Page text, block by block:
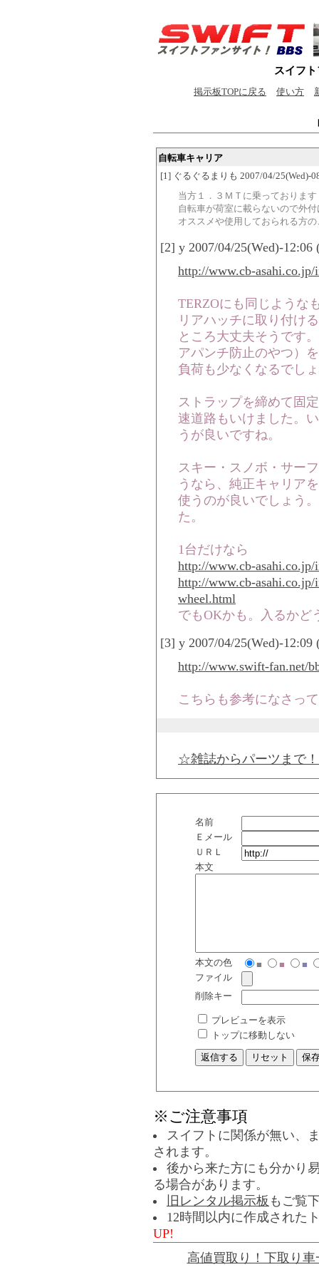
スイフ
掲示板TOPに戻る 使い方
自転車キャリア
[1] ぐるぐるまりも 2007/04/25(Wed)-
当方１．３ＭＴに乗っております
自転車が荷室に載らないので外
オススメや使用しておられる方
[2] y 2007/04/25(Wed)-
http://www.cb-asahi.co.jp/
TERZOにも同じような
リアハッチに取り付け
ところ大丈夫そうです
アパンチ防止のやつ）
負荷も少なくなるでし
ストラップを締めて固
速道路もいけました。
うが良いですね。
スキー・スノボ・サー
うなら、純正キャリア
使うのが良いでしょう
た。
1台だけなら
http://www.cb-
http://www.cb-
wheel.html
でもOKかも。入るかど
[3] y 2007/04/25(Wed)-
http://www.swift-fan.net/
こちらも参考になさっ
☆雑誌からパーツまで
名前
Ｅメール
ＵＲＬ
本文
本文の色 ■ ■
■
ファイル
削除キー
プレビューを表示
トップに移動しない
※ご注意事項
スイフトに関係が無い、
されます。
後から来た方にも分かり
る場合があります。
旧レンタル掲示板 もご覧
12時間以内に作成された
UP!
高値買取り！下取り車